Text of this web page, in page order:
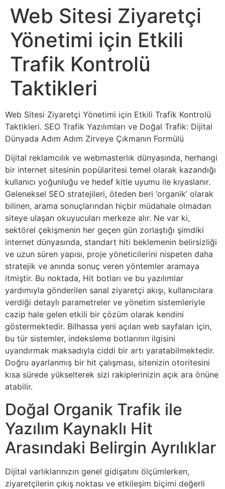
Web Sitesi Ziyaretçi
Yönetimi için Etkili
Trafik Kontrolü
Taktikleri
Web Sitesi Ziyaretçi Yönetimi için Etkili Trafik Kontrolü
Taktikleri. SEO Trafik Yazılımları ve Doğal Trafik: Dijital
Dünyada Adım Adım Zirveye Çıkmanın Formülü
Dijital reklamcılık ve webmasterlık dünyasında, herhangi
bir internet sitesinin popülaritesi temel olarak kazandığı
kullanıcı yoğunluğu ve hedef kitle uyumu ile kıyaslanır.
Geleneksel SEO stratejileri, öteden beri ‘organik’ olarak
bilinen, arama sonuçlarından hiçbir müdahale olmadan
siteye ulaşan okuyucuları merkeze alır. Ne var ki,
sektörel çekişmenin her geçen gün zorlaştığı şimdiki
internet dünyasında, standart hiti beklemenin belirsizliği
ve uzun süren yapısı, proje yöneticilerini nispeten daha
stratejik ve anında sonuç veren yöntemler aramaya
itmiştir. Bu noktada, Hit botları ve bu yazılımlar
yardımıyla gönderilen sanal ziyaretçi akışı, kullanıcılara
verdiği detaylı parametreler ve yönetim sistemleriyle
cazip hale gelen etkili bir çözüm olarak kendini
göstermektedir. Bilhassa yeni açılan web sayfaları için,
bu tür sistemler, indeksleme botlarının ilgisini
uyandırmak maksadıyla ciddi bir artı yaratabilmektedir.
Doğru ayarlanmış bir hit çalışması, sitenizin otoritesini
kısa sürede yükselterek sizi rakiplerinizin açık ara önüne
atabilir.
Doğal Organik Trafik ile
Yazılım Kaynaklı Hit
Arasındaki Belirgin Ayrılıklar
Dijital varlıklarınızın genel gidişatını ölçümlerken,
ziyaretçilerin çıkış noktası ve etkileşim biçimi değerli